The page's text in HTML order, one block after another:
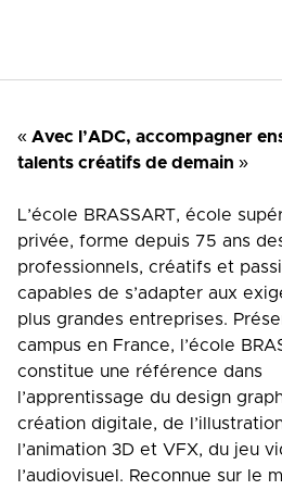
« Avec l’ADC, accompagner
talents créatifs de demain »
L’école BRASSART, école
privée, forme depuis 75 ans
professionnels, créatifs et
capables de s’adapter aux
plus grandes entreprises.
campus en France, l’école
constitue une référence dans
l’apprentissage du design
création digitale, de
l’animation 3D et VFX, du jeu
l’audiovisuel. Reconnue sur le